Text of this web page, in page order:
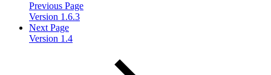
Previous Page
Version 1.6.3
Next Page
Version 1.4